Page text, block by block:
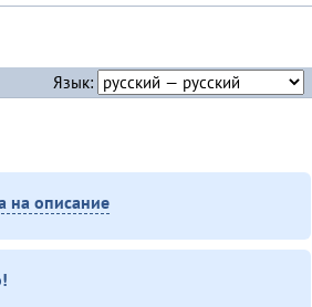
Язык:
на описание